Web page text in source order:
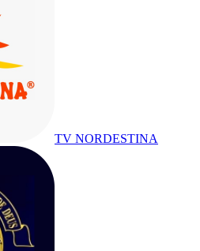
TV NORDESTINA